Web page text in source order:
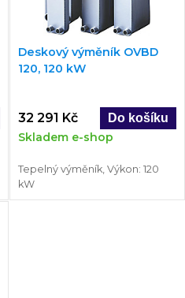
Deskový výměník OVBD
120, 120 kW
32 291 Kč
Skladem e-shop
Tepelný výměník, Výkon: 120
kW